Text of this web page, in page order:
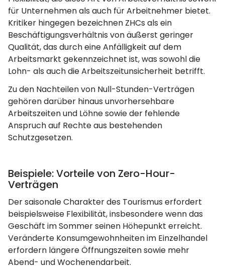
für Unternehmen als auch für Arbeitnehmer bietet.
Kritiker hingegen bezeichnen ZHCs als ein
Beschäftigungsverhältnis von äußerst geringer
Qualität, das durch eine Anfälligkeit auf dem
Arbeitsmarkt gekennzeichnet ist, was sowohl die
Lohn- als auch die Arbeitszeitunsicherheit betrifft.
Zu den Nachteilen von Null-Stunden-Verträgen
gehören darüber hinaus unvorhersehbare
Arbeitszeiten und Löhne sowie der fehlende
Anspruch auf Rechte aus bestehenden
Schutzgesetzen.
Beispiele: Vorteile von Zero-Hour-
Verträgen
Der saisonale Charakter des Tourismus erfordert
beispielsweise Flexibilität, insbesondere wenn das
Geschäft im Sommer seinen Höhepunkt erreicht.
Veränderte Konsumgewohnheiten im Einzelhandel
erfordern längere Öffnungszeiten sowie mehr
Abend- und Wochenendarbeit.